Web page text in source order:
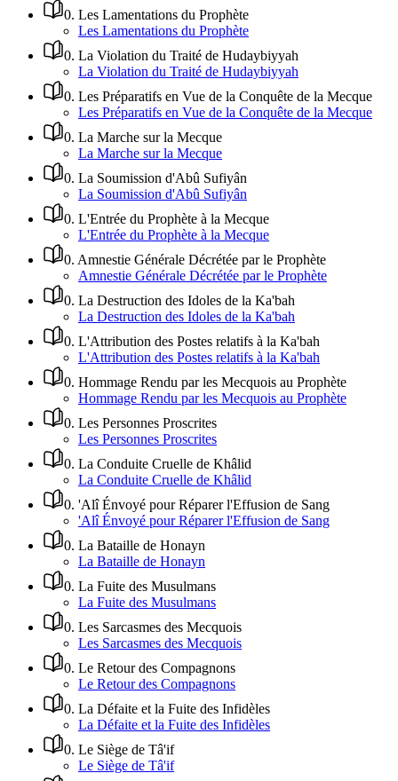
0. Les Lamentations du Prophète
Les Lamentations du Prophète
0. La Violation du Traité de Hudaybiyyah
La Violation du Traité de Hudaybiyyah
0. Les Préparatifs en Vue de la Conquête de la Mecque
Les Préparatifs en Vue de la Conquête de la Mecque
0. La Marche sur la Mecque
La Marche sur la Mecque
0. La Soumission d'Abû Sufiyân
La Soumission d'Abû Sufiyân
0. L'Entrée du Prophète à la Mecque
L'Entrée du Prophète à la Mecque
0. Amnestie Générale Décrétée par le Prophète
Amnestie Générale Décrétée par le Prophète
0. La Destruction des Idoles de la Ka'bah
La Destruction des Idoles de la Ka'bah
0. L'Attribution des Postes relatifs à la Ka'bah
L'Attribution des Postes relatifs à la Ka'bah
0. Hommage Rendu par les Mecquois au Prophète
Hommage Rendu par les Mecquois au Prophète
0. Les Personnes Proscrites
Les Personnes Proscrites
0. La Conduite Cruelle de Khâlid
La Conduite Cruelle de Khâlid
0. 'Alî Énvoyé pour Réparer l'Effusion de Sang
'Alî Énvoyé pour Réparer l'Effusion de Sang
0. La Bataille de Honayn
La Bataille de Honayn
0. La Fuite des Musulmans
La Fuite des Musulmans
0. Les Sarcasmes des Mecquois
Les Sarcasmes des Mecquois
0. Le Retour des Compagnons
Le Retour des Compagnons
0. La Défaite et la Fuite des Infidèles
La Défaite et la Fuite des Infidèles
0. Le Siège de Tâ'if
Le Siège de Tâ'if